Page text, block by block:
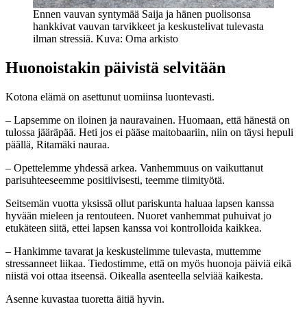
Ennen vauvan syntymää Saija ja hänen puolisonsa
hankkivat vauvan tarvikkeet ja keskustelivat tulevasta
ilman stressiä. Kuva: Oma arkisto
Huonoistakin päivistä selvitään
Kotona elämä on asettunut uomiinsa luontevasti.
– Lapsemme on iloinen ja nauravainen. Huomaan, että hänestä on
tulossa jääräpää. Heti jos ei pääse maitobaariin, niin on täysi hepuli
päällä, Ritamäki nauraa.
– Opettelemme yhdessä arkea. Vanhemmuus on vaikuttanut
parisuhteeseemme positiivisesti, teemme tiimityötä.
Seitsemän vuotta yksissä ollut pariskunta haluaa lapsen kanssa
hyvään mieleen ja rentouteen. Nuoret vanhemmat puhuivat jo
etukäteen siitä, ettei lapsen kanssa voi kontrolloida kaikkea.
– Hankimme tavarat ja keskustelimme tulevasta, muttemme
stressanneet liikaa. Tiedostimme, että on myös huonoja päiviä eikä
niistä voi ottaa itseensä. Oikealla asenteella selviää kaikesta.
Asenne kuvastaa tuoretta äitiä hyvin.